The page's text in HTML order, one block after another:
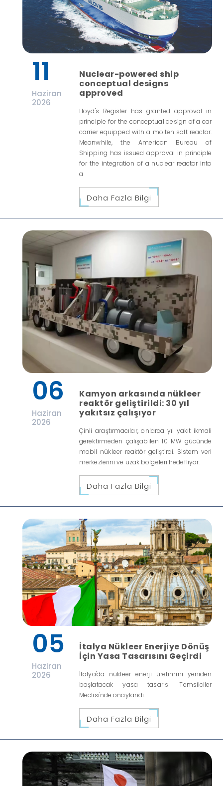
11
Haziran
2026
Nuclear-powered ship
conceptual designs
approved
Lloyd's Register has granted approval in
principle for the conceptual design of a car
carrier equipped with a molten salt reactor.
Meanwhile, the American Bureau of
Shipping has issued approval in principle
for the integration of a nuclear reactor into
a
Daha Fazla Bilgi
06
Haziran
2026
Kamyon arkasında nükleer
reaktör geliştirildi: 30 yıl
yakıtsız çalışıyor
Çinli araştırmacılar, onlarca yıl yakıt ikmali
gerektirmeden çalışabilen 10 MW gücünde
mobil nükleer reaktör geliştirdi. Sistem veri
merkezlerini ve uzak bölgeleri hedefliyor.
Daha Fazla Bilgi
05
Haziran
2026
İtalya Nükleer Enerjiye Dönüş
İçin Yasa Tasarısını Geçirdi
İtalya'da nükleer enerji üretimini yeniden
başlatacak yasa tasarısı Temsilciler
Meclisi'nde onaylandı.
Daha Fazla Bilgi